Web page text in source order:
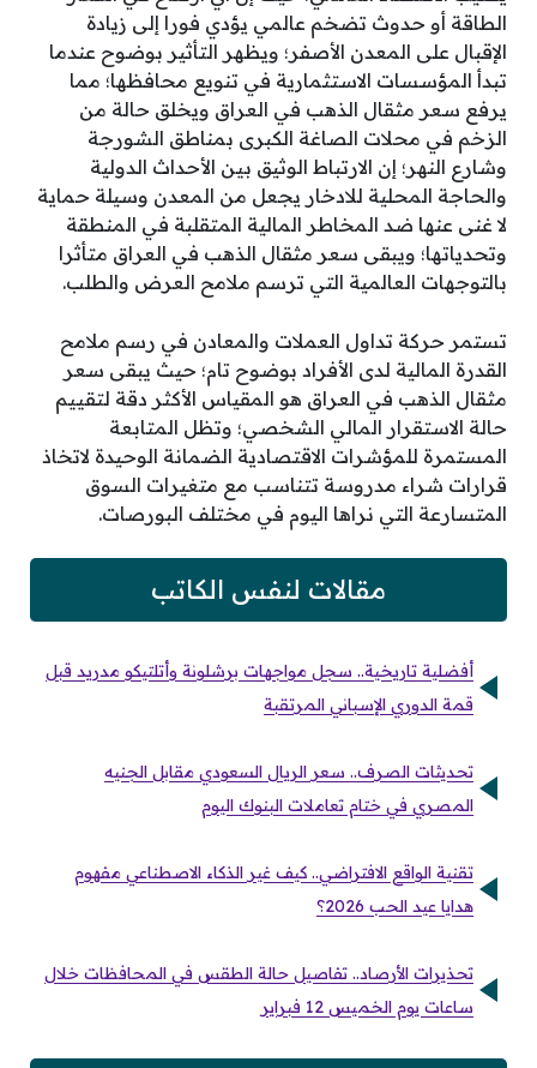
الطاقة أو حدوث تضخم عالمي يؤدي فورا إلى زيادة
الإقبال على المعدن الأصفر؛ ويظهر التأثير بوضوح عندما
تبدأ المؤسسات الاستثمارية في تنويع محافظها؛ مما
يرفع سعر مثقال الذهب في العراق ويخلق حالة من
الزخم في محلات الصاغة الكبرى بمناطق الشورجة
وشارع النهر؛ إن الارتباط الوثيق بين الأحداث الدولية
والحاجة المحلية للادخار يجعل من المعدن وسيلة حماية
لا غنى عنها ضد المخاطر المالية المتقلبة في المنطقة
وتحدياتها؛ ويبقى سعر مثقال الذهب في العراق متأثرا
بالتوجهات العالمية التي ترسم ملامح العرض والطلب.
تستمر حركة تداول العملات والمعادن في رسم ملامح
القدرة المالية لدى الأفراد بوضوح تام؛ حيث يبقى سعر
مثقال الذهب في العراق هو المقياس الأكثر دقة لتقييم
حالة الاستقرار المالي الشخصي؛ وتظل المتابعة
المستمرة للمؤشرات الاقتصادية الضمانة الوحيدة لاتخاذ
قرارات شراء مدروسة تتناسب مع متغيرات السوق
المتسارعة التي نراها اليوم في مختلف البورصات.
مقالات لنفس الكاتب
أفضلية تاريخية.. سجل مواجهات برشلونة وأتلتيكو مدريد قبل
قمة الدوري الإسباني المرتقبة
تحديثات الصرف.. سعر الريال السعودي مقابل الجنيه
المصري في ختام تعاملات البنوك اليوم
تقنية الواقع الافتراضي.. كيف غير الذكاء الاصطناعي مفهوم
هدايا عيد الحب 2026؟
تحذيرات الأرصاد.. تفاصيل حالة الطقس في المحافظات خلال
ساعات يوم الخميس 12 فبراير